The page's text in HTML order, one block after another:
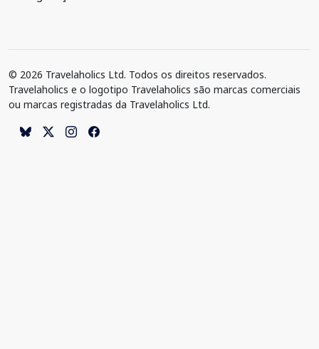
© 2026 Travelaholics Ltd. Todos os direitos reservados.
Travelaholics e o logotipo Travelaholics são marcas comerciais
ou marcas registradas da Travelaholics Ltd.